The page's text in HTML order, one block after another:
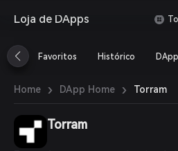
Deutsch
繁體中文
Português (Portugal)
ภาษาไทย
العربية
हिन्दी
Loja de DApps
Favoritos Histórico
Home › DApp Home › Torram
Torram